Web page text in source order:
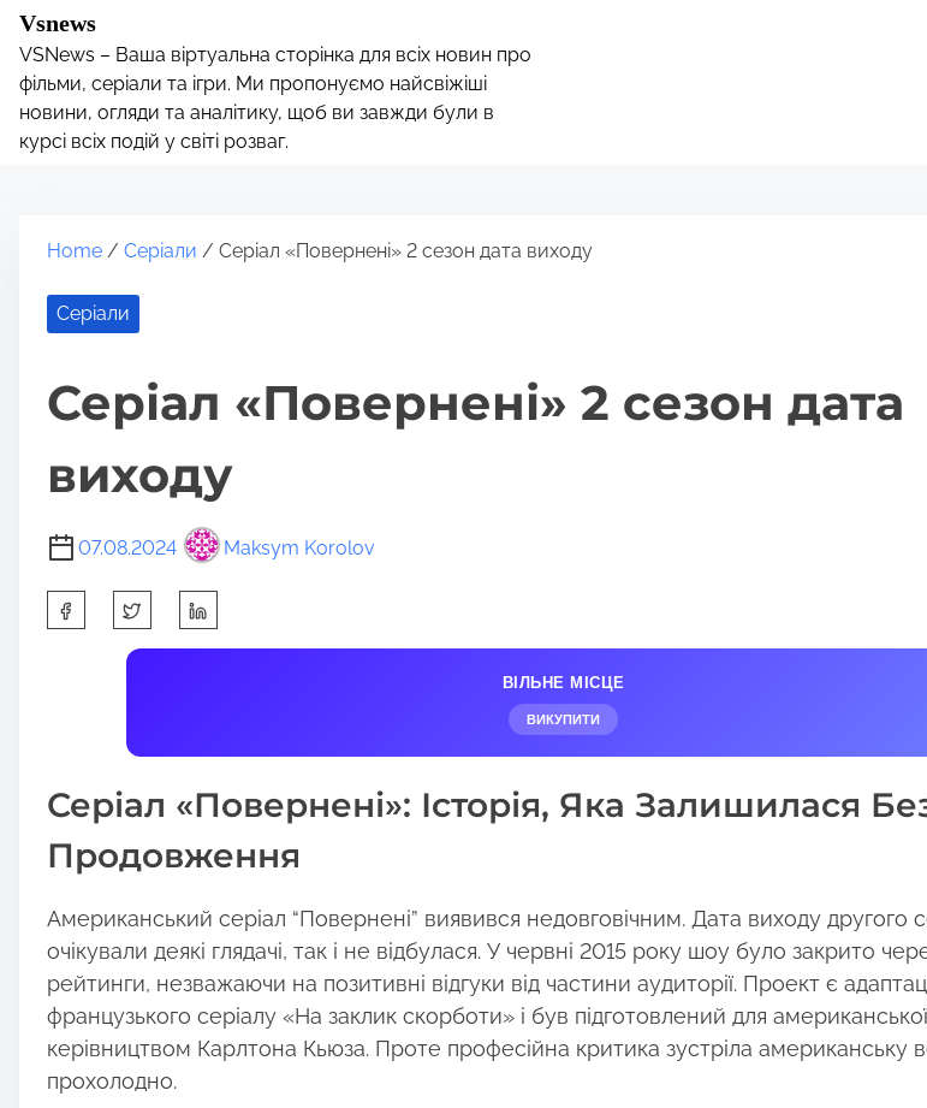
Vsnews
VSNews – Ваша віртуальна сторінка для всіх новин про
фільми, серіали та ігри. Ми пропонуємо найсвіжіші
новини, огляди та аналітику, щоб ви завжди були в
курсі всіх подій у світі розваг.
Home/ Серіали / Серіал «Повернені» 2 сезон дата виходу
Серіали
Серіал «Повернені» 2 сезон дата
виходу
07.08.2024 Maksym Korolov
h
s
o
s
t
o
n
:
ВІЛЬНЕ МІСЦЕ
ВИКУПИТИ
Серіал «Повернені»: Історія, Яка Залишилася
Продовження
Американський серіал “Повернені” виявився недовговічним. Дата виходу другого
очікували деякі глядачі, так і не відбулася. У червні 2015 року шоу було закрито
рейтинги, незважаючи на позитивні відгуки від частини аудиторії. Проект є
французького серіалу «На заклик скорботи» і був підготовлений для американської
керівництвом Карлтона Кьюза. Проте професійна критика зустріла американську
прохолодно.